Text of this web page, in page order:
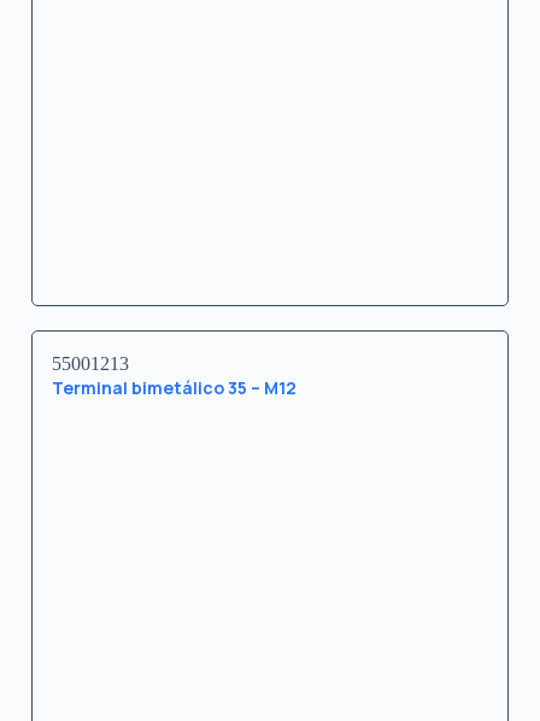
55001213
Terminal bimetálico 35 – M12